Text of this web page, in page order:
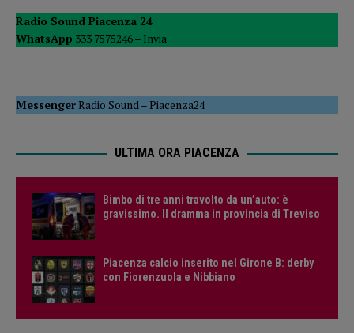
Radio Sound Piacenza 24
WhatsApp 333 7575246 – Invia
MessengerRadio Sound –Piacenza24
ULTIMA ORA PIACENZA
Bimbo di tre anni travolto da un’auto: è
gravissimo. Il dramma in provincia di Treviso
Piacenza calcio inserito nel Girone B: derby
con Fiorenzuola e Nibbiano